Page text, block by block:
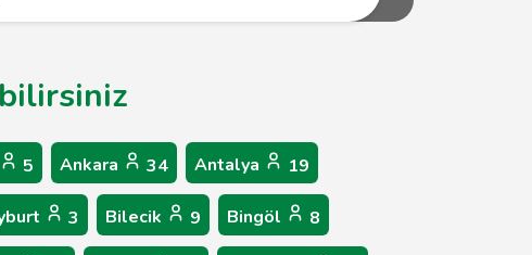
5 Ankara 34 Antalya 19
3 Bilecik 9 Bingöl 8